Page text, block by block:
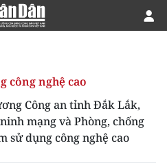
công nghệ cao
Công an tỉnh Đắk Lắk,
mạng và Phòng, chống
sử dụng công nghệ cao